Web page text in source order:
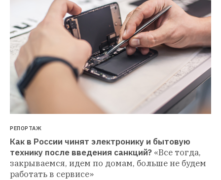
РЕПОРТАЖ
Как в России чинят электронику и бытовую
технику после введения санкций? «Все тогда,
закрываемся, идем по домам, больше не будем
работать в сервисе»